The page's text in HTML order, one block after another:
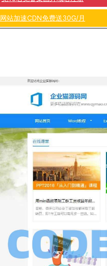
网站加速CDN免费送30G/月